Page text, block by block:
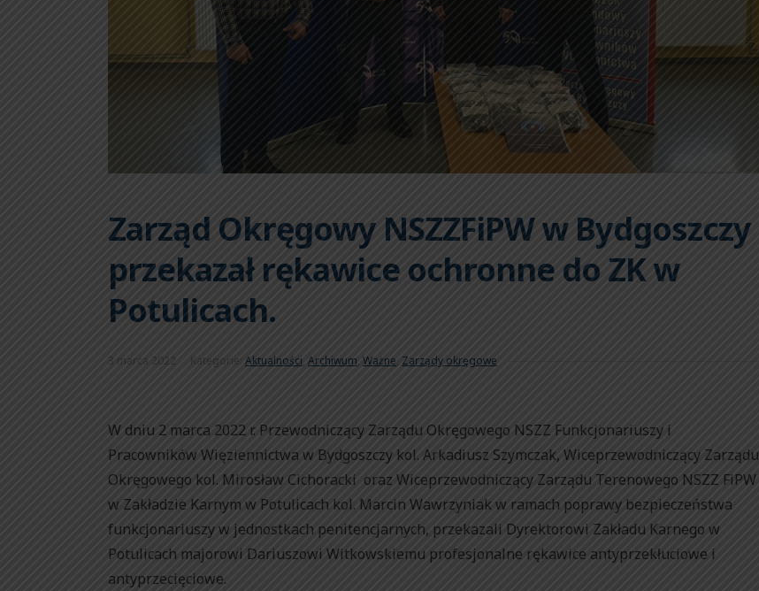
Zarząd Okręgowy NSZZFiPW w Bydgoszczy
przekazał rękawice ochronne do ZK w
Potulicach.
3 marca 2022 Kategorie: Aktualności Archiwum, Ważne, Zarządy okręgowe
W dniu 2 marca 2022 r. Przewodniczący Zarządu Okręgowego NSZZ Funkcjonariuszy i
Pracowników Więziennictwa w Bydgoszczy kol. Arkadiusz Szymczak, Wiceprzewodniczący Zarządu
Okręgowego kol. Mirosław Cichoracki oraz Wiceprzewodniczący Zarządu Terenowego NSZZ FiPW
w Zakładzie Karnym w Potulicach kol. Marcin Wawrzyniak w ramach poprawy bezpieczeństwa
funkcjonariuszy w jednostkach penitencjarnych, przekazali Dyrektorowi Zakładu Karnego w
Potulicach majorowi Dariuszowi Witkowskiemu profesjonalne rękawice antyprzekłuciowe i
antyprzecięciowe.